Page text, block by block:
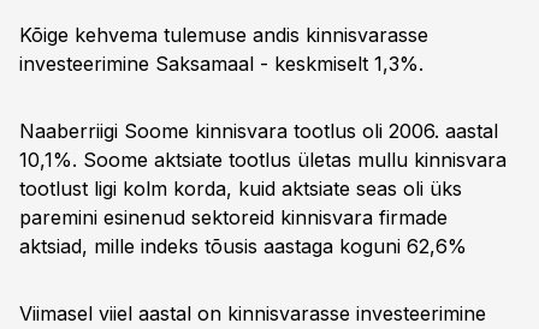
Kõige kehvema tulemuse andis kinnisvarasse
investeerimine Saksamaal - keskmiselt 1,3%.
Naaberriigi Soome kinnisvara tootlus oli 2006. aastal
10,1%. Soome aktsiate tootlus ületas mullu kinnisvara
tootlust ligi kolm korda, kuid aktsiate seas oli üks
paremini esinenud sektoreid kinnisvara firmade
aktsiad, mille indeks tõusis aastaga koguni 62,6%
Viimasel viiel aastal on kinnisvarasse investeerimine